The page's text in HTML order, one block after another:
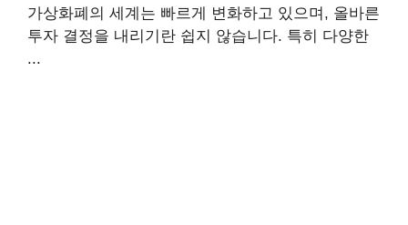
가상화폐의 세계는 빠르게 변화하고 있으며, 올바른
투자 결정을 내리기란 쉽지 않습니다. 특히 다양한
...